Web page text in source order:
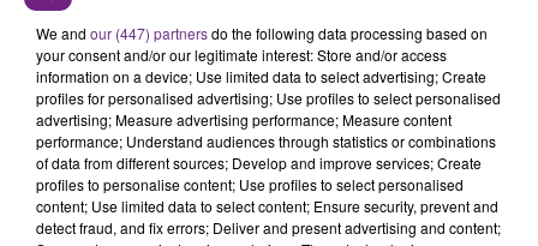
FIL D'ACTU
We and our (447) partnersdo the following data processing based on
your consent and/or our legitimate interest: Store and/or access
information on a device; Use limited data to select advertising; Create
profiles for personalised advertising; Use profiles to select personalised
advertising; Measure advertising performance; Measure content
performance; Understand audiences through statistics or combinations
of data from different sources; Develop and improve services; Create
profiles to personalise content; Use profiles to select personalised
content; Use limited data to select content; Ensure security, prevent and
detect fraud, and fix errors; Deliver and present advertising and content;